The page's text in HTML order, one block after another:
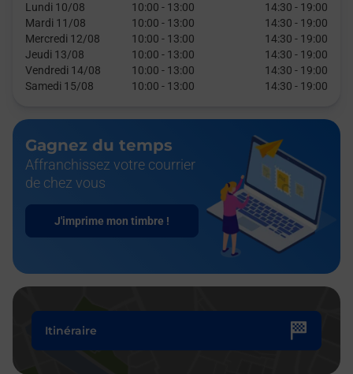
Lundi 10/08
10:00 - 13:00 14:30 - 19:00
Mardi 11/08
10:00 - 13:00 14:30 - 19:00
Mercredi 12/08
10:00 - 13:00 14:30 - 19:00
Jeudi 13/08
10:00 - 13:00 14:30 - 19:00
Vendredi 14/08
10:00 - 13:00 14:30 - 19:00
Samedi 15/08
10:00 - 13:00 14:30 - 19:00
Gagnez du temps
Affranchissez votre courrier
de chez vous
J'imprime mon timbre !
Itinéraire